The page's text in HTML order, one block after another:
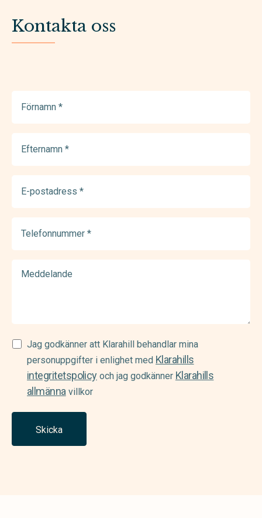
Kontakta oss
(Required)
(Required)
postadress
(Required)
Samtycke
(Required)
Jag godkänner att Klarahill behandlar mina
personuppgifter i enlighet med Klarahills
integritetspolicyoch jag godkänner Klarahills
allmännavillkor
Skicka